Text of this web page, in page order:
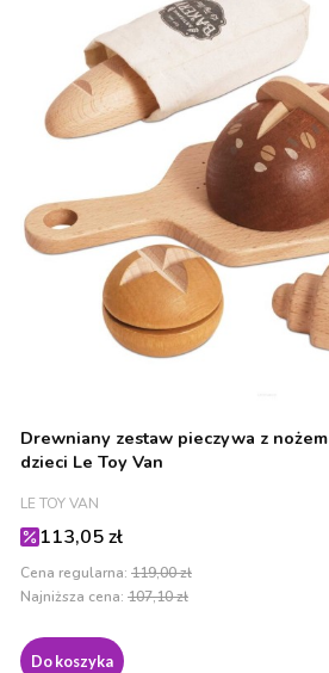
Drewniany zestaw pieczywa z
dzieci Le Toy Van
PRODUCENT
LE TOY VAN
Cena promocyjna
113,05 zł
Cena regularna: 119,00 zł
Najniższa cena: 107,10 zł
Do koszyka